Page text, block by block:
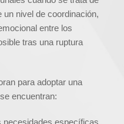
nivel de coordinación,
entre los
tras una ruptura
para adoptar una
encuentran:
necesidades específicas